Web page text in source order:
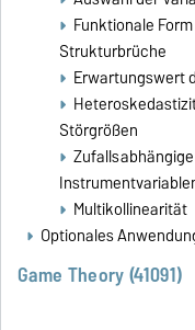
Funktionale
Strukturbrüche
Erwartungswert
Störgrößen
Multikollinearität
Optionales
Game Theory (41091)